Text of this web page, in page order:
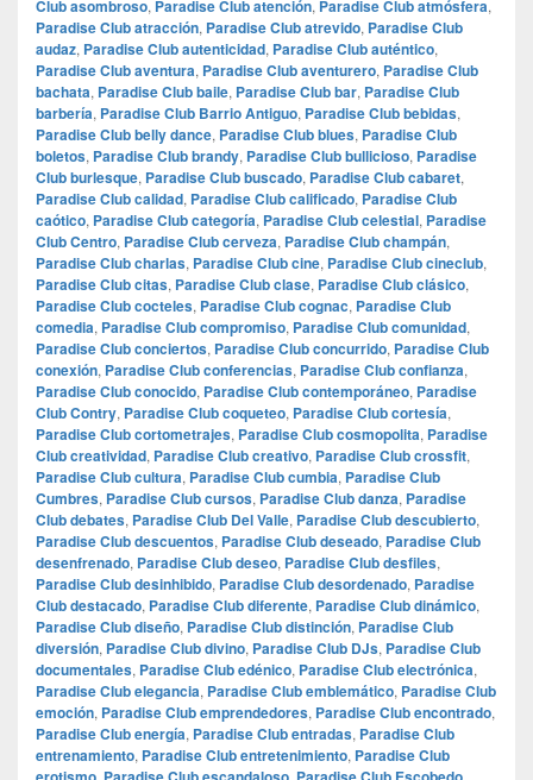
Club asombroso, Paradise Club atención, Paradise Club atmósfera,
Paradise Club atracción, Paradise Club atrevido, Paradise Club
audaz, Paradise Club autenticidad, Paradise Club auténtico,
Paradise Club aventura, Paradise Club aventurero, Paradise Club
bachata, Paradise Club baile, Paradise Club bar, Paradise Club
barbería, Paradise Club Barrio Antiguo, Paradise Club bebidas,
Paradise Club belly dance, Paradise Club blues, Paradise Club
boletos, Paradise Club brandy, Paradise Club bullicioso, Paradise
Club burlesque, Paradise Club buscado, Paradise Club cabaret,
Paradise Club calidad, Paradise Club calificado, Paradise Club
caótico, Paradise Club categoría, Paradise Club celestial, Paradise
Club Centro, Paradise Club cerveza, Paradise Club champán,
Paradise Club charlas, Paradise Club cine, Paradise Club cineclub,
Paradise Club citas, Paradise Club clase, Paradise Club clásico,
Paradise Club cocteles, Paradise Club cognac, Paradise Club
comedia, Paradise Club compromiso, Paradise Club comunidad,
Paradise Club conciertos, Paradise Club concurrido, Paradise Club
conexión, Paradise Club conferencias, Paradise Club confianza,
Paradise Club conocido, Paradise Club contemporáneo, Paradise
Club Contry, Paradise Club coqueteo, Paradise Club cortesía,
Paradise Club cortometrajes, Paradise Club cosmopolita, Paradise
Club creatividad, Paradise Club creativo, Paradise Club crossfit,
Paradise Club cultura, Paradise Club cumbia, Paradise Club
Cumbres, Paradise Club cursos, Paradise Club danza, Paradise
Club debates, Paradise Club Del Valle, Paradise Club descubierto,
Paradise Club descuentos, Paradise Club deseado, Paradise Club
desenfrenado, Paradise Club deseo, Paradise Club desfiles,
Paradise Club desinhibido, Paradise Club desordenado, Paradise
Club destacado, Paradise Club diferente, Paradise Club dinámico,
Paradise Club diseño, Paradise Club distinción, Paradise Club
diversión, Paradise Club divino, Paradise Club DJs, Paradise Club
documentales, Paradise Club edénico, Paradise Club electrónica,
Paradise Club elegancia, Paradise Club emblemático, Paradise Club
emoción, Paradise Club emprendedores, Paradise Club encontrado,
Paradise Club energía, Paradise Club entradas, Paradise Club
entrenamiento, Paradise Club entretenimiento, Paradise Club